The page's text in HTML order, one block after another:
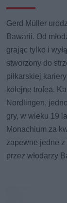
Gerd Müller
Bawarii. Od
grając tylko i
stworzony do
piłkarskiej
kolejne trofea.
Nordlingen,
gry, w wieku 19
Monachium za
zapewne jedne
przez włodarzy